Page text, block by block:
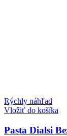
Rýchly náhľad
Vložiť do košíka
Pasta Dialsi